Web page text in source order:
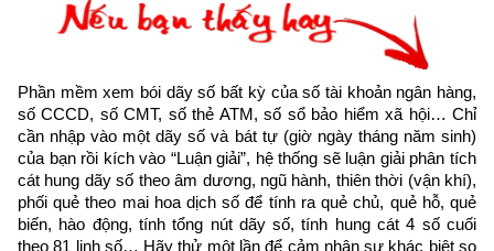
Như vậy chúng ta đang sống trong thời gian cuối cùng của
thời kỳ mạt pháp khi mà đạo đức nhân loại suy đồi, bại hoại
Phần mềm xem bói dãy số bất kỳ của số tài khoản ngân hàng,
số CCCD, số CMT, số thẻ ATM, số sổ bảo hiểm xã hội… Chỉ
cần nhập vào một dãy số và bát tự (giờ ngày tháng năm sinh)
của bạn rồi kích vào “Luận giải”, hệ thống sẽ luận giải phân tích
cát hung dãy số theo âm dương, ngũ hành, thiên thời (vận khí),
phối quẻ theo mai hoa dịch số để tính ra quẻ chủ, quẻ hỗ, quẻ
biến, hào động, tính tổng nút dãy số, tính hung cát 4 số cuối
theo 81 linh số… Hãy thử một lần để cảm nhận sự khác biệt so